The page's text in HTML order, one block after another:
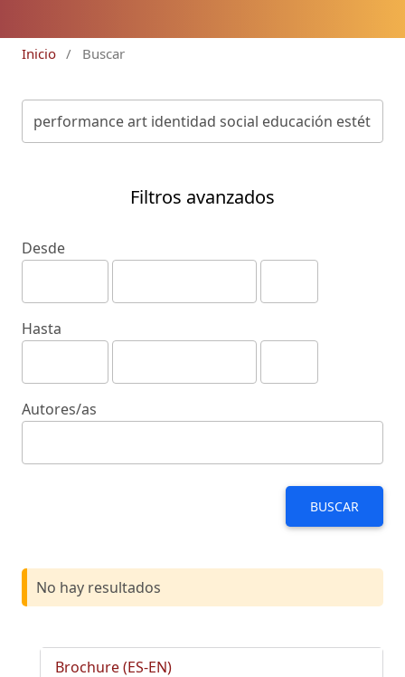
Inicio / Buscar
Filtros avanzados
Desde
Hasta
Autores/as
BUSCAR
No hay resultados
Brochure (ES-EN)